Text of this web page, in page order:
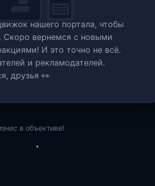
нашего портала, чтобы
Скоро вернемся c новыми
И это точно не всё.
и рекламодателей.
друзья 👀
в объективе!